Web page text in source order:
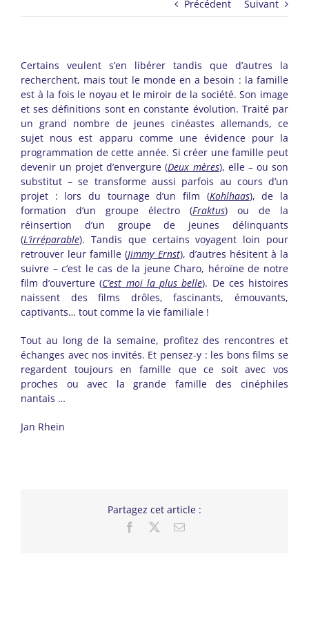
Précédent Suivant
Certains veulent s’en libérer tandis que d’autres la
recherchent, mais tout le monde en a besoin : la famille
est à la fois le noyau et le miroir de la société. Son image
et ses définitions sont en constante évolution. Traité par
un grand nombre de jeunes cinéastes allemands, ce
sujet nous est apparu comme une évidence pour la
programmation de cette année. Si créer une famille peut
devenir un projet d’envergure (Deux mères), elle – ou son
substitut – se transforme aussi parfois au cours d’un
projet : lors du tournage d’un film (Kohlhaas), de la
formation d’un groupe électro (Fraktus) ou de la
réinsertion d’un groupe de jeunes délinquants
(L’irréparable). Tandis que certains voyagent loin pour
retrouver leur famille (Jimmy Ernst), d’autres hésitent à la
suivre – c’est le cas de la jeune Charo, héroïne de notre
film d’ouverture (C’est moi la plus belle). De ces histoires
naissent des films drôles, fascinants, émouvants,
captivants… tout comme la vie familiale !
Tout au long de la semaine, profitez des rencontres et
échanges avec nos invités. Et pensez-y : les bons films se
regardent toujours en famille que ce soit avec vos
proches ou avec la grande famille des cinéphiles
nantais …
Jan Rhein
Partagez cet article :
Facebook Email